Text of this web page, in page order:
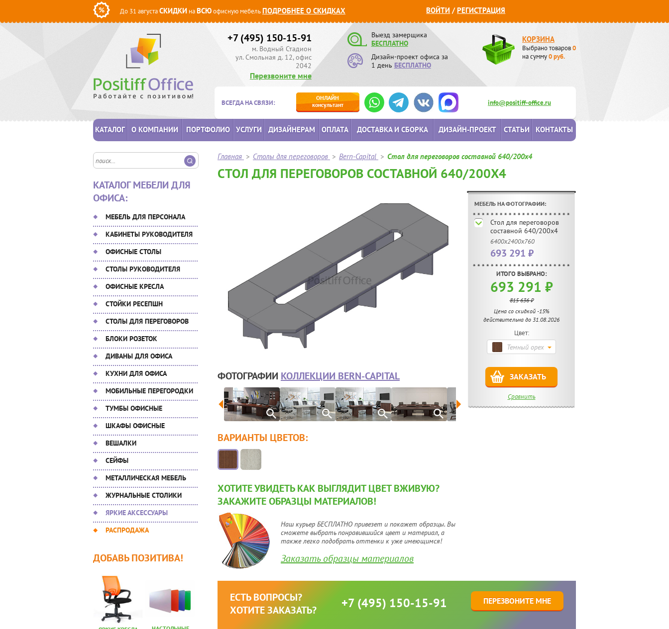
До 31 августаСКИДКИ наВСЮофисную мебельПОДРОБНЕЕ О СКИДКАХ ВОЙТИ /РЕГИСТРАЦИЯ
+7 (495) 150-15-91
м. Водный Стадион
ул. Смольная д. 12, офис
2042
Перезвоните мне
Выезд замерщика
БЕСПЛАТНО
Дизайн-проект офиса за
1 день БЕСПЛАТНО
КОРЗИНА
Выбрано товаров0
на сумму0руб.
ВСЕГДА НА СВЯЗИ:
ОНЛАЙН
консультант
info@positiff-office.ru
КАТАЛОГ О КОМПАНИИ ПОРТФОЛИО УСЛУГИ ДИЗАЙНЕРАМ ОПЛАТА ДОСТАВКА И СБОРКА ДИЗАЙН-ПРОЕКТ СТАТЬИ КОНТАКТЫ
КАТАЛОГ МЕБЕЛИ ДЛЯ
ОФИСА:
МЕБЕЛЬ ДЛЯ ПЕРСОНАЛА
КАБИНЕТЫ РУКОВОДИТЕЛЯ
ОФИСНЫЕ СТОЛЫ
СТОЛЫ РУКОВОДИТЕЛЯ
ОФИСНЫЕ КРЕСЛА
СТОЙКИ РЕСЕПШН
СТОЛЫ ДЛЯ ПЕРЕГОВОРОВ
БЛОКИ РОЗЕТОК
ДИВАНЫ ДЛЯ ОФИСА
КУХНИ ДЛЯ ОФИСА
МОБИЛЬНЫЕ ПЕРЕГОРОДКИ
ТУМБЫ ОФИСНЫЕ
ШКАФЫ ОФИСНЫЕ
ВЕШАЛКИ
СЕЙФЫ
МЕТАЛЛИЧЕСКАЯ МЕБЕЛЬ
ЖУРНАЛЬНЫЕ СТОЛИКИ
ЯРКИЕ АКСЕССУАРЫ
РАСПРОДАЖА
ДОБАВЬ ПОЗИТИВА!
Главная > Столы для переговоров > Bern-Capital > Стол для переговоров составной 640/200х4
СТОЛ ДЛЯ ПЕРЕГОВОРОВ СОСТАВНОЙ 640/200Х4
ФОТОГРАФИИ КОЛЛЕКЦИИ BERN-CAPITAL
МЕБЕЛЬ НА ФОТОГРАФИИ:
Стол для переговоров
составной 640/200х4
6400х2400х760
693 291 ₽
ИТОГО ВЫБРАНО:
693 291 ₽
815 636 ₽
Цена со скидкой -15%
действительна до 31.08.2026
Цвет:
Темный орех
ЗАКАЗАТЬ
Сравнить
ВАРИАНТЫ ЦВЕТОВ:
ХОТИТЕ УВИДЕТЬ КАК ВЫГЛЯДИТ ЦВЕТ ВЖИВУЮ?
ЗАКАЖИТЕ ОБРАЗЦЫ МАТЕРИАЛОВ!
Наш курьер БЕСПЛАТНО привезет и покажет образцы. Вы
сможете выбрать понравившийся цвет и материал, а
также легко подобрать оттенки к уже имеющимся!
Заказать образцы материалов
ЕСТЬ ВОПРОСЫ?
ХОТИТЕ ЗАКАЗАТЬ?
+7 (495) 150-15-91 ПЕРЕЗВОНИТЕ МНЕ